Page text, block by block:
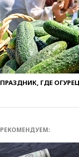
ПРАЗДНИК, ГДЕ
РЕКОМЕНДУЕМ: